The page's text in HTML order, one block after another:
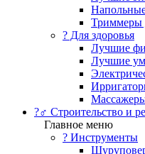
Триммеры
? Для здоровья
Лучшие
Лучшие
?‍♂️ Строительство и
Главное меню
?️ Инструменты